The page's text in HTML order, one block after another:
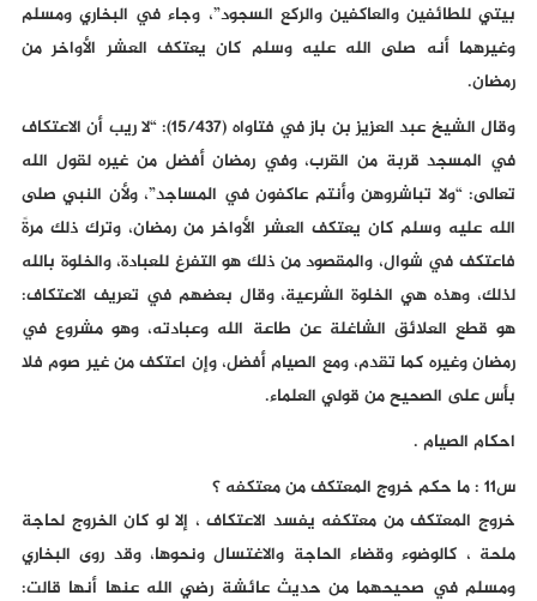
بيتي للطائفين والعاكفين والركع السجود”، وجاء في البخاري ومسلم
وغيرهما أنه صلى الله عليه وسلم كان يعتكف العشر الأواخر من
رمضان.
وقال الشيخ عبد العزيز بن باز في فتاواه (15/437): “لا ريب أن الاعتكاف
في المسجد قربة من القرب، وفي رمضان أفضل من غيره لقول الله
تعالى: “ولا تباشروهن وأنتم عاكفون في المساجد”، ولأن النبي صلى
الله عليه وسلم كان يعتكف العشر الأواخر من رمضان، وترك ذلك مرةً
فاعتكف في شوال، والمقصود من ذلك هو التفرغ للعبادة، والخلوة بالله
لذلك، وهذه هي الخلوة الشرعية، وقال بعضهم في تعريف الاعتكاف:
هو قطع العلائق الشاغلة عن طاعة الله وعبادته، وهو مشروع في
رمضان وغيره كما تقدم، ومع الصيام أفضل، وإن اعتكف من غير صوم فلا
بأس على الصحيح من قولي العلماء.
احكام الصيام .
س11 : ما حكم خروج المعتكف من معتكفه ؟
خروج المعتكف من معتكفه يفسد الاعتكاف ، إلا لو كان الخروج لحاجة
ملحة ، كالوضوء وقضاء الحاجة والاغتسال ونحوها، وقد روى البخاري
ومسلم في صحيحهما من حديث عائشة رضي الله عنها أنها قالت: